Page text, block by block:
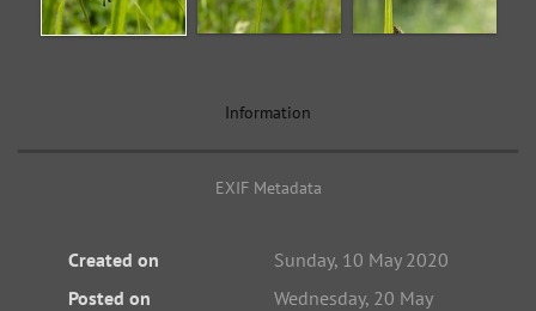
Information
EXIF Metadata
Created on
Sunday, 10 May 2020
Posted on
Wednesday, 20 May